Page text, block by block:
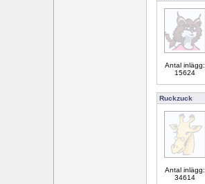
Antal inlägg:
15624
Ruckzuck
Antal inlägg:
34614